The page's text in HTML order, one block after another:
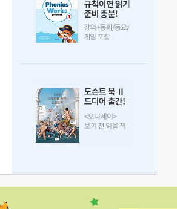
현대지성